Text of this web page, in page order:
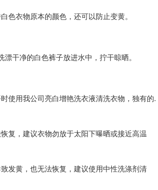
色衣物原本的颜色，还可以防止变黄。
干净的白色裤子放进水中，拧干晾晒。
使用我公司亮白增艳洗衣液清洗衣物，独有的.
复，建议衣物勿放于太阳下曝晒或接近高温
发黄，也无法恢复，建议使用中性洗涤剂清